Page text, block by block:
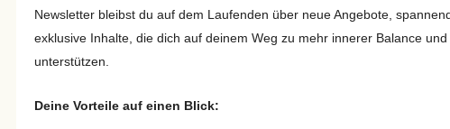
Newsletter bleibst du auf dem Laufenden über neue Angebote,
exklusive Inhalte, die dich auf deinem Weg zu mehr innerer Balance
unterstützen.
Deine Vorteile auf einen Blick: